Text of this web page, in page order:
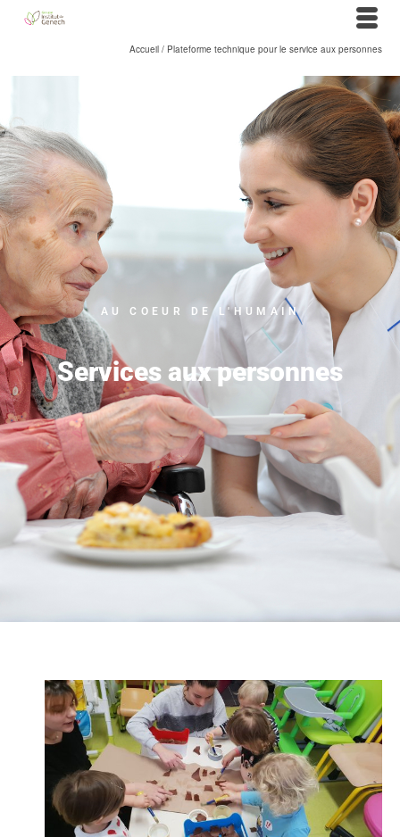
Accueil / Plateforme technique pour le service aux personnes
AU COEUR DE L'HUMAIN
Services aux personnes